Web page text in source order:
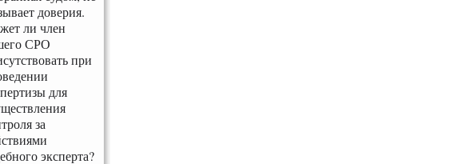
доверия.
ли член
СРО
при
для
за
эксперта?